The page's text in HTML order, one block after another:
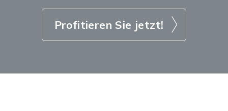
Profitieren Sie jetzt!